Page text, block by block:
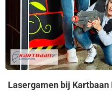
Lasergamen bij Kartbaan